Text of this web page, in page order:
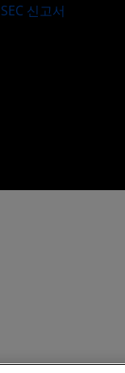
SEC 신고서